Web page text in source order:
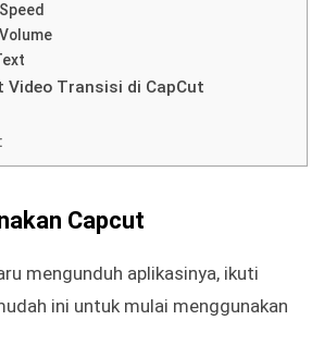
Video Transisi di CapCut
Capcut
mengunduh aplikasinya, ikuti
ini untuk mulai menggunakan